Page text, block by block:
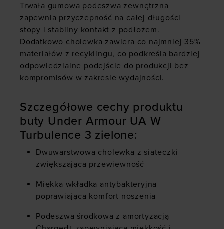
Trwała gumowa podeszwa zewnętrzna
zapewnia przyczepność na całej długości
stopy i stabilny kontakt z podłożem.
Dodatkowo cholewka zawiera co najmniej 35%
materiałów z recyklingu, co podkreśla bardziej
odpowiedzialne podejście do produkcji bez
kompromisów w zakresie wydajności.
Szczegółowe cechy produktu
buty Under Armour UA W
Turbulence 3 zielone:
Dwuwarstwowa cholewka z siateczki
zwiększająca przewiewność
Miękka wkładka antybakteryjna
poprawiająca komfort noszenia
Podeszwa środkowa z amortyzacją